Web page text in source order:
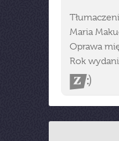
Maria
Oprawa
Rok